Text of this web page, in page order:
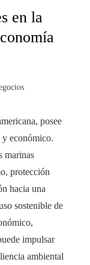
en la
posee
y económico.
marinas
protección
hacia una
sostenible de
impulsar
ambiental